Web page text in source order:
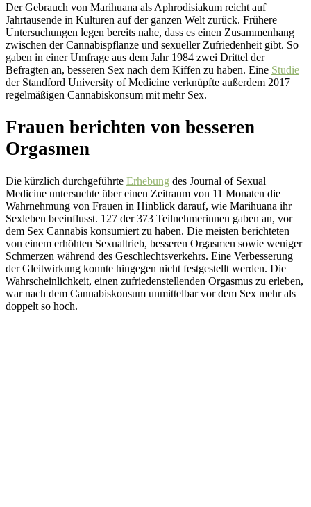
Der Gebrauch von Marihuana als Aphrodisiakum reicht auf
Jahrtausende in Kulturen auf der ganzen Welt zurück. Frühere
Untersuchungen legen bereits nahe, dass es einen Zusammenhang
zwischen der Cannabispflanze und sexueller Zufriedenheit gibt. So
gaben in einer Umfrage aus dem Jahr 1984 zwei Drittel der
Befragten an, besseren Sex nach dem Kiffen zu haben. Eine Studie
der Standford University of Medicine verknüpfte außerdem 2017
regelmäßigen Cannabiskonsum mit mehr Sex.
Frauen berichten von besseren
Orgasmen
Die kürzlich durchgeführte Erhebung des Journal of Sexual
Medicine untersuchte über einen Zeitraum von 11 Monaten die
Wahrnehmung von Frauen in Hinblick darauf, wie Marihuana ihr
Sexleben beeinflusst. 127 der 373 Teilnehmerinnen gaben an, vor
dem Sex Cannabis konsumiert zu haben. Die meisten berichteten
von einem erhöhten Sexualtrieb, besseren Orgasmen sowie weniger
Schmerzen während des Geschlechtsverkehrs. Eine Verbesserung
der Gleitwirkung konnte hingegen nicht festgestellt werden. Die
Wahrscheinlichkeit, einen zufriedenstellenden Orgasmus zu erleben,
war nach dem Cannabiskonsum unmittelbar vor dem Sex mehr als
doppelt so hoch.